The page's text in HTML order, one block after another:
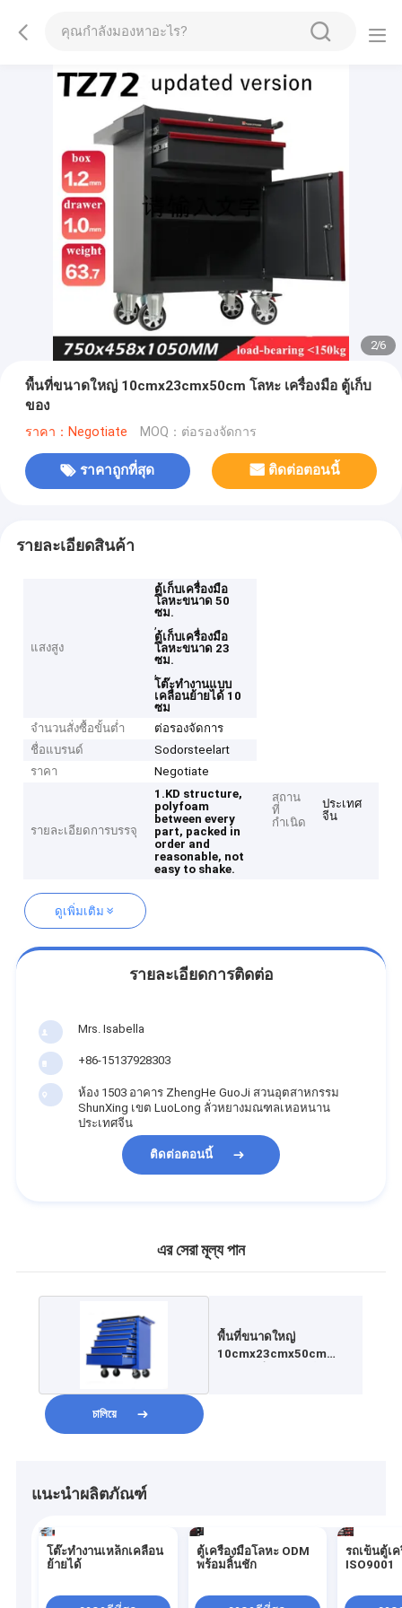
2/6
พื้นที่ขนาดใหญ่ 10cmx23cmx50cm โลหะ เครื่องมือ ตู้เก็บ
ของ
ราคา：Negotiate MOQ：ต่อรองจัดการ
ราคาถูกที่สุด ติดต่อตอนนี้
รายละเอียดสินค้า
แสงสูง
ตู้เก็บเครื่องมือ
โลหะขนาด 50
ซม.
,
ตู้เก็บเครื่องมือ
โลหะขนาด 23
ซม.
,
โต๊ะทำงานแบบ
เคลื่อนย้ายได้ 10
ซม
จำนวนสั่งซื้อขั้นต่ำ
ต่อรองจัดการ
ชื่อแบรนด์
Sodorsteelart
ราคา
Negotiate
รายละเอียดการบรรจุ
1.KD structure,
polyfoam
between every
part, packed in
order and
reasonable, not
easy to shake.
สถาน
ที่
กำเนิด
ประเทศ
จีน
ดูเพิ่มเติม
รายละเอียดการติดต่อ
Mrs. Isabella
+86-15137928303
ห้อง 1503 อาคาร ZhengHe GuoJi สวนอุตสาหกรรม
ShunXing เขต LuoLong ลั่วหยางมณฑลเหอหนาน
ประเทศจีน
ติดต่อตอนนี้
এর সেরা মূল্য পান
พื้นที่ขนาดใหญ่
10cmx23cmx50cm
চালিয়ে
แนะนำผลิตภัณฑ์
โต๊ะทำงานเหล็กเคลื่อน
ย้ายได้
ตู้เครื่องมือโลหะ ODM
พร้อมลิ้นชัก
รถเข็นตู้เ
ISO9001